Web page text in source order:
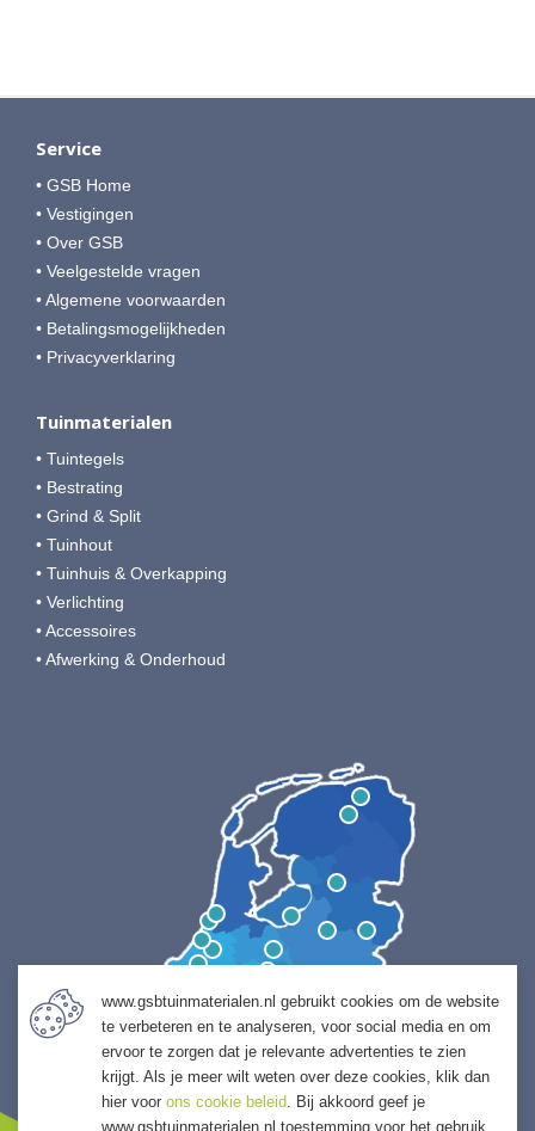
Service
• GSB Home
• Vestigingen
• Over GSB
• Veelgestelde vragen
• Algemene voorwaarden
• Betalingsmogelijkheden
• Privacyverklaring
Tuinmaterialen
• Tuintegels
• Bestrating
• Grind & Split
• Tuinhout
• Tuinhuis & Overkapping
• Verlichting
• Accessoires
• Afwerking & Onderhoud
www.gsbtuinmaterialen.nl gebruikt cookies om de website
te verbeteren en te analyseren, voor social media en om
ervoor te zorgen dat je relevante advertenties te zien
krijgt. Als je meer wilt weten over deze cookies, klik dan
hier voor ons cookie beleid. Bij akkoord geef je
www.gsbtuinmaterialen.nl toestemming voor het gebruik